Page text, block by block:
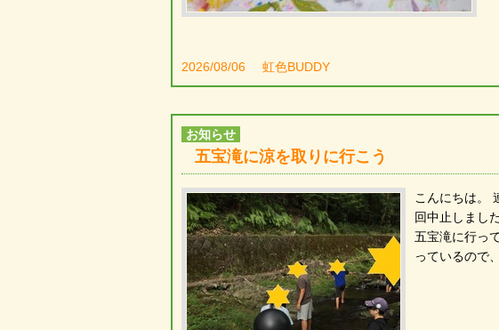
2026/08/06 虹色BUDDY
お知らせ
五宝滝に涼を取りに行こう
こんにちは。
回中止しまし
五宝滝に行っ
っているので